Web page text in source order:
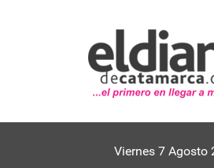
Viernes 7 Agosto